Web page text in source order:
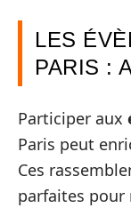
LES
PARIS :
Participer aux
Paris peut
Ces
parfaites pour